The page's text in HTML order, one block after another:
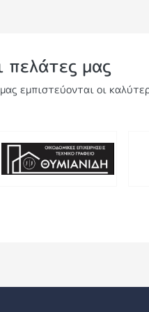
πελάτες μας
εμπιστεύονται οι